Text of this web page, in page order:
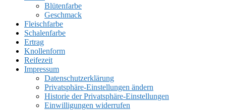
Blütenfarbe
Geschmack
Fleischfarbe
Schalenfarbe
Ertrag
Knollenform
Reifezeit
Impressum
Datenschutzerklärung
Privatsphäre-Einstellungen ändern
Historie der Privatsphäre-Einstellungen
Einwilligungen widerrufen